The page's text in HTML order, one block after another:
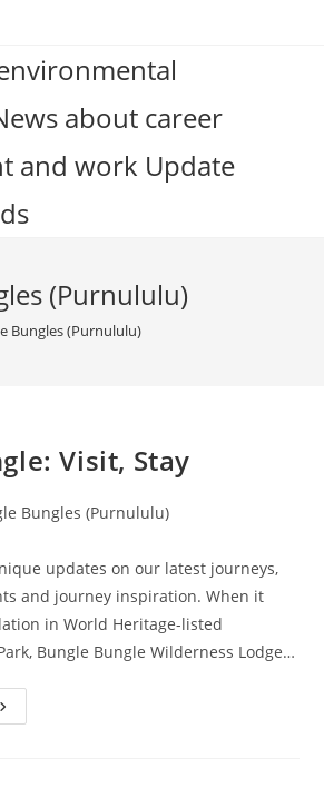
about career
and work Update
(Purnululu)
Bungles (Purnululu)
Visit, Stay
Bungles (Purnululu)
updates on our latest journeys,
and journey inspiration. When it
in World Heritage-listed
Bungle Bungle Wilderness Lodge…
Bungle